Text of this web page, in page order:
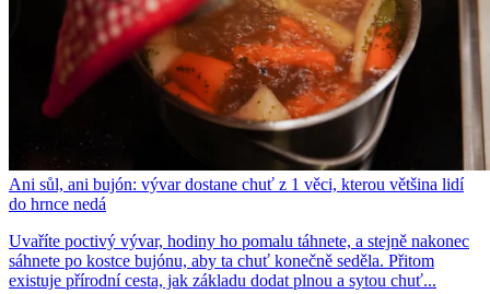
Ani sůl, ani bujón: vývar dostane chuť z 1 věci, kterou většina lidí
do hrnce nedá
Uvaříte poctivý vývar, hodiny ho pomalu táhnete, a stejně nakonec
sáhnete po kostce bujónu, aby ta chuť konečně seděla. Přitom
existuje přírodní cesta, jak základu dodat plnou a sytou chuť...